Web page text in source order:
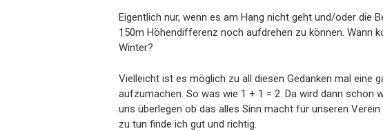
Eigentlich nur, wenn es am Hang nicht geht und/oder die
150m Höhendifferenz noch aufdrehen zu können. Wann
Winter?
Vielleicht ist es möglich zu all diesen Gedanken mal eine
aufzumachen. So was wie 1 + 1 = 2. Da wird dann schon
uns überlegen ob das alles Sinn macht für unseren
zu tun finde ich gut und richtig.